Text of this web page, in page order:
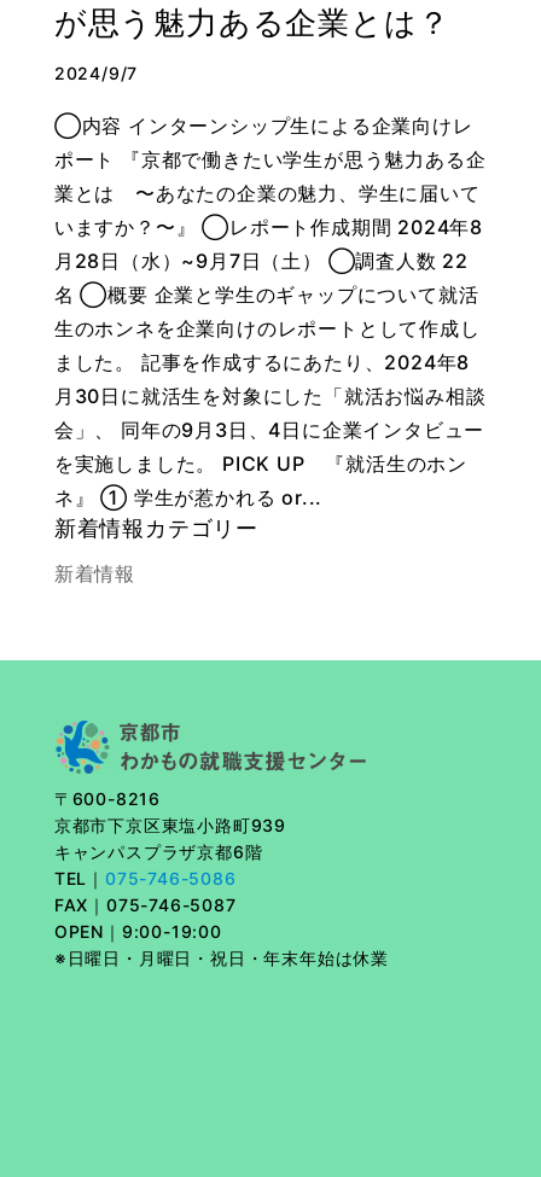
が思う魅力ある企業とは？
2024/9/7
◯内容 インターンシップ生による企業向けレ
ポート 『京都で働きたい学生が思う魅力ある企
業とは 〜あなたの企業の魅力、学生に届いて
いますか？〜』 ◯レポート作成期間 2024年8
月28日（水）~9月7日（土） ◯調査人数 22
名 ◯概要 企業と学生のギャップについて就活
生のホンネを企業向けのレポートとして作成し
ました。 記事を作成するにあたり、2024年8
月30日に就活生を対象にした「就活お悩み相談
会」、 同年の9月3日、4日に企業インタビュー
を実施しました。 PICK UP 『就活生のホン
ネ』 ① 学生が惹かれる or...
新着情報カテゴリー
新着情報
〒600-8216
京都市下京区東塩小路町939
キャンパスプラザ京都6階
TEL｜ 075-746-5086
FAX｜ 075-746-5087
OPEN｜9:00-19:00
※日曜日・月曜日・祝日・年末年始は休業